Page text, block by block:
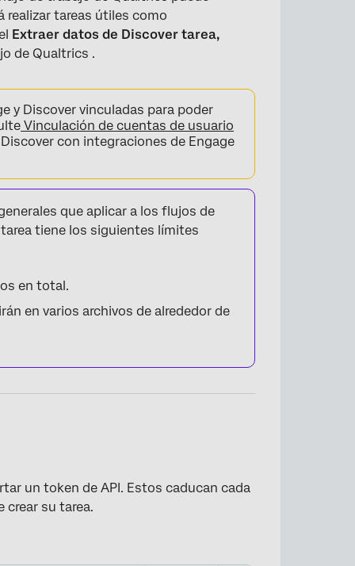
realizar tareas útiles como
Extraer datos de Discover tarea,
de Qualtrics .
y Discover vinculadas para poder
Vinculación de cuentas de usuario
con integraciones de Engage
que aplicar a los flujos de
tiene los siguientes límites
en total.
en varios archivos de alrededor de
un token de API. Estos caducan cada
crear su tarea.